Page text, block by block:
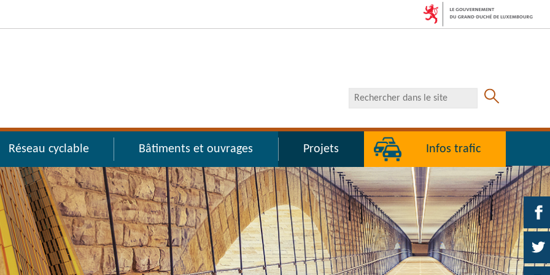
RECHERCHER
DANS
Réseau cyclable Bâtiments et ouvrages Projets Infos trafic